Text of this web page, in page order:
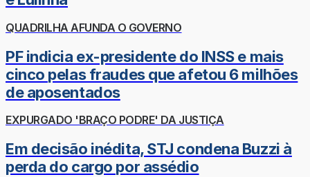
QUADRILHA AFUNDA O GOVERNO
PF indicia ex-presidente do INSS e mais
cinco pelas fraudes que afetou 6 milhões
de aposentados
EXPURGADO 'BRAÇO PODRE' DA JUSTIÇA
Em decisão inédita, STJ condena Buzzi à
perda do cargo por assédio